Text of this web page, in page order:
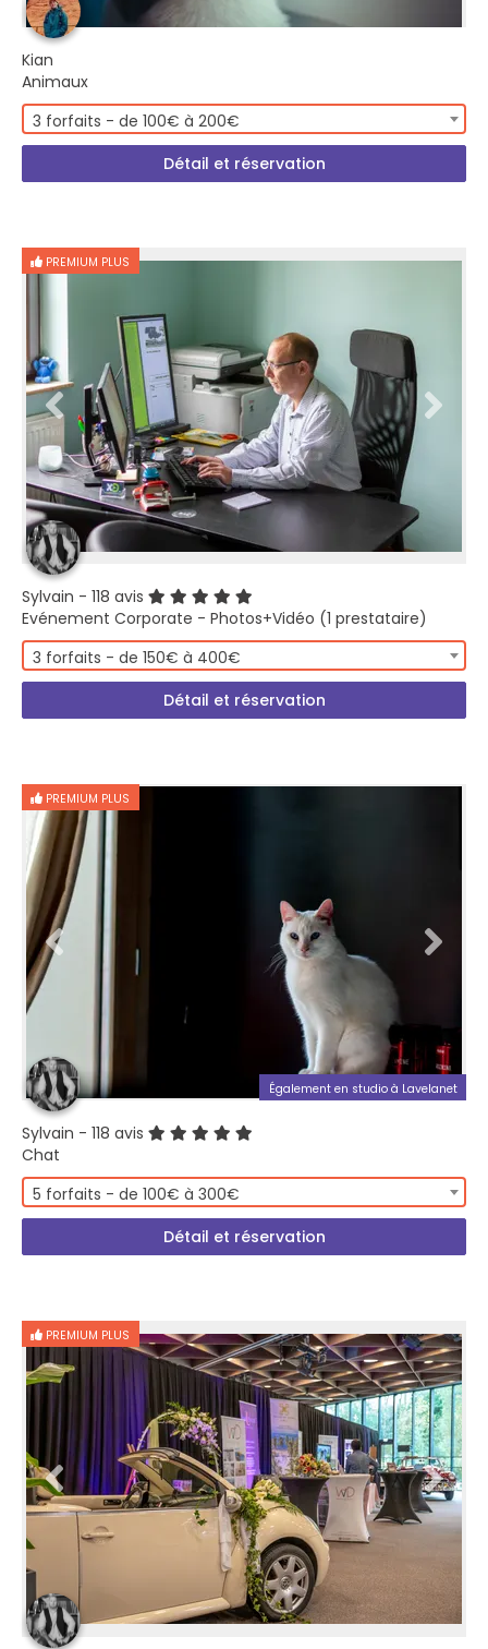
Kian
Animaux
3 forfaits - de 100€ à 200€
Détail et réservation
PREMIUM PLUS
Sylvain - 118 avis
Evénement Corporate - Photos+Vidéo (1 prestataire)
3 forfaits - de 150€ à 400€
Détail et réservation
PREMIUM PLUS
Également en studio à Lavelanet
Sylvain - 118 avis
Chat
5 forfaits - de 100€ à 300€
Détail et réservation
PREMIUM PLUS